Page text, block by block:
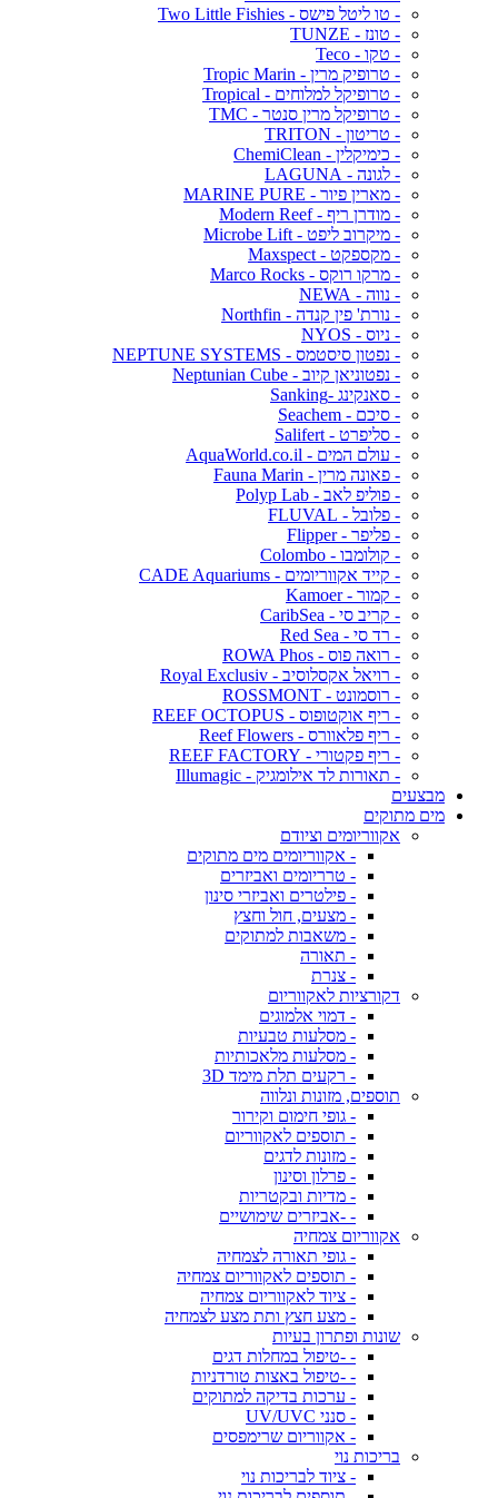
- טו ליטל פישס - Two Little Fishies
- טונז - TUNZE
- טקו - Teco
- טרופיק מרין - Tropic Marin
- טרופיקל למלוחים - Tropical
- טרופיקל מרין סנטר - TMC
- טריטון - TRITON
- כימיקלין - ChemiClean
- לגונה - LAGUNA
- מארין פיור - MARINE PURE
- מודרן ריף - Modern Reef
- מיקרוב ליפט - Microbe Lift
- מקספקט - Maxspect
- מרקו רוקס - Marco Rocks
- נווה - NEWA
- נורת' פין קנדה - Northfin
- ניוס - NYOS
- נפטון סיסטמס - NEPTUNE SYSTEMS
- נפטוניאן קיוב - Neptunian Cube
- סאנקינג -Sanking
- סיכם - Seachem
- סליפרט - Salifert
- עולם המים - AquaWorld.co.il
- פאונה מרין - Fauna Marin
- פוליפ לאב - Polyp Lab
- פלובל - FLUVAL
- פליפר - Flipper
- קולומבו - Colombo
- קייד אקווריומים - CADE Aquariums
- קמור - Kamoer
- קריב סי - CaribSea
- רד סי - Red Sea
- רואה פוס - ROWA Phos
- רויאל אקסלוסיב - Royal Exclusiv
- רוסמונט - ROSSMONT
- ריף אוקטופוס - REEF OCTOPUS
- ריף פלאוורס - Reef Flowers
- ריף פקטורי - REEF FACTORY
- תאורות לד אילומגיק - Illumagic
מבצעים
מים מתוקים
אקווריומים וציודם
- אקווריומים מים מתוקים
- טרריומים ואביזרים
- פילטרים ואביזרי סינון
- מצעים, חול וחצץ
- משאבות למתוקים
- תאורה
- צנרת
דקורציות לאקווריום
- דמוי אלמוגים
- מסלעות טבעיות
- מסלעות מלאכותיות
- רקעים תלת מימד 3D
תוספים, מזונות ונלווה
- גופי חימום וקירור
- תוספים לאקווריום
- מזונות לדגים
- פרלון וסינון
- מדיות ובקטריות
- -אביזרים שימושיים
אקווריום צמחיה
- גופי תאורה לצמחיה
- תוספים לאקווריום צמחיה
- ציוד לאקווריום צמחיה
- מצע חצץ ותת מצע לצמחיה
שונות ופתרון בעיות
- -טיפול במחלות דגים
- -טיפול באצות טורדניות
- ערכות בדיקה למתוקים
- סנני UV/UVC
- אקווריום שרימפסים
בריכות נוי
- ציוד לבריכות נוי